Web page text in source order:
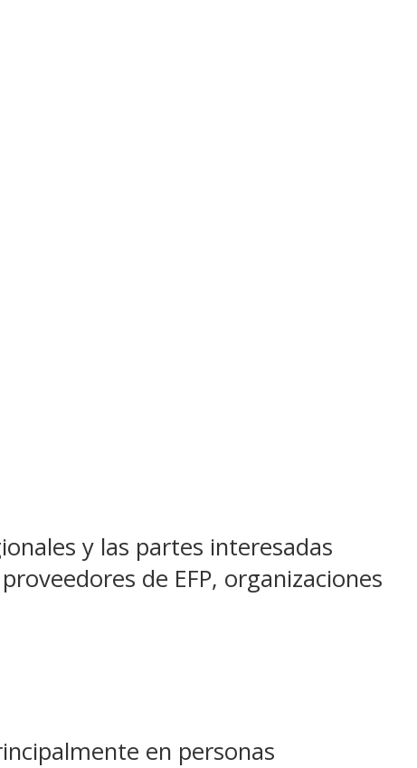
y las partes interesadas
de EFP, organizaciones
en personas